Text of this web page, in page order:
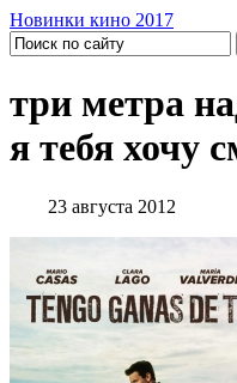
Новинки кино 2017
три метра
я тебя хочу
23 августа 2012